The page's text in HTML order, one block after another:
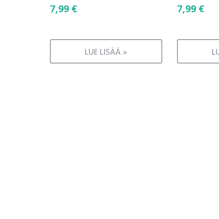
7,99 €
LUE LISÄÄ »
7,99 €